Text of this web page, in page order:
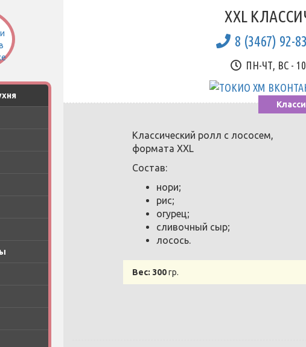
XXL
8 (3467) 92-
ПН-ЧТ, ВС -
Классический ролл с лососем,
формата XXL
Состав:
нори;
рис;
огурец;
сливочный сыр;
лосось.
Вес: 300гр.